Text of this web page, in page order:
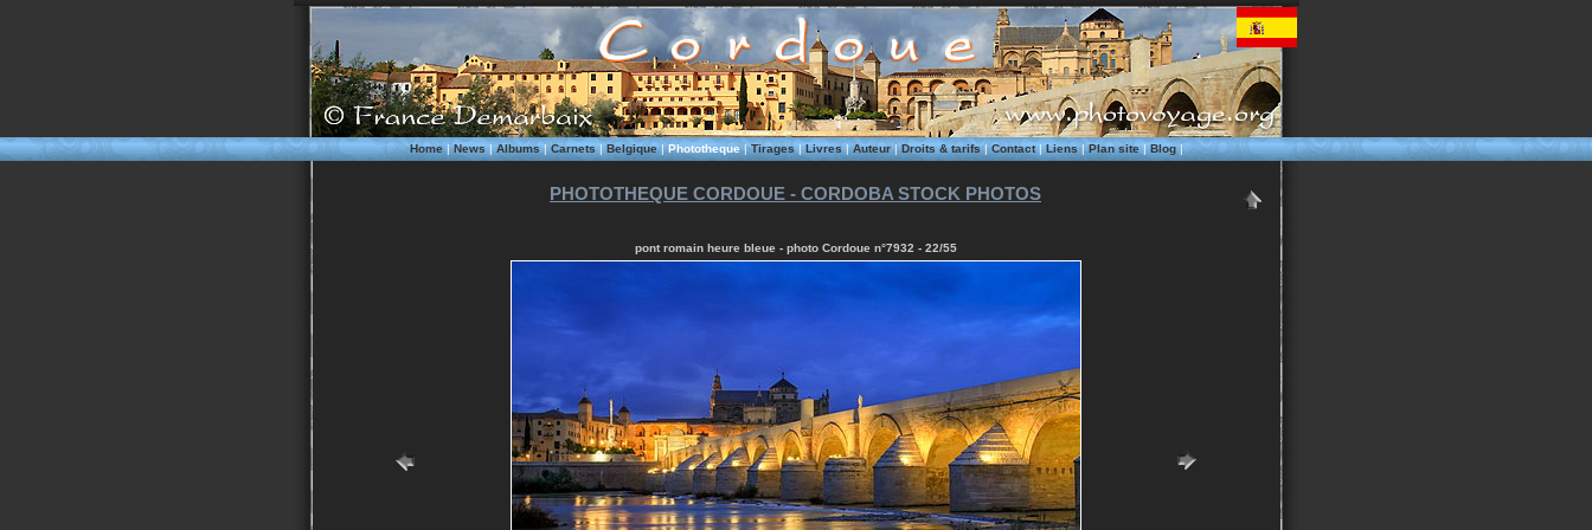
Home|News| Albums| Carnets|Belgique|Phototheque|Tirages|Livres|Auteur|Droits & tarifs|Contact|Liens|Plan site|Blog|
PHOTOTHEQUE CORDOUE - CORDOBA STOCK PHOTOS
pont romain heure bleue - photo Cordoue n°7932 - 22/55